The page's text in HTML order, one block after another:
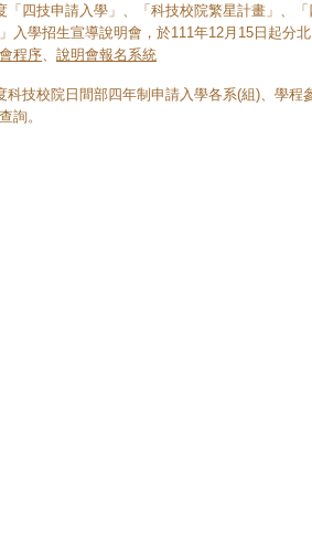
「四技申請入學」、「科技校院繁星計畫」、
入學招生宣導說明會，於111年12月15日起分
程序、 說明會報名系統
科技校院日間部四年制申請入學各系(組)、學程
詢。